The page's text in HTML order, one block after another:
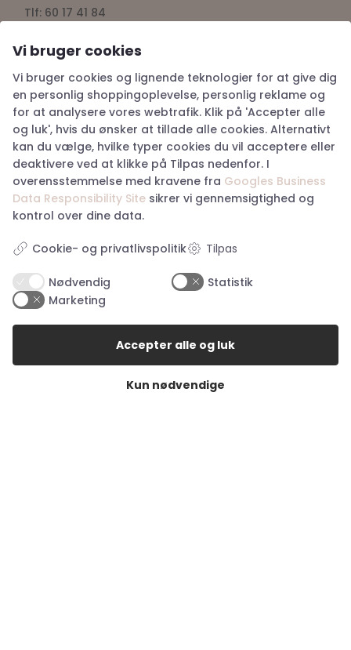
Tlf: 60 17 41 84
aabenraa@happyhunting.dk
Kundeservice
Om Happy Hunting
Handelsbetingelser
Returnering
Privatlivspolitik
Køb returlabel
Digital fortrydelsesformular
Åbningstider i butikkerne
Åbningstider Haderslev
10:00 – 17:30
Vi bruger cookies
Vi bruger cookies og lignende teknologier for at give dig
en personlig shoppingoplevelse, personlig reklame og
for at analysere vores webtrafik. Klik på 'Accepter alle
og luk', hvis du ønsker at tillade alle cookies. Alternativt
kan du vælge, hvilke typer cookies du vil acceptere eller
deaktivere ved at klikke på Tilpas nedenfor. I
overensstemmelse med kravene fra Googles Business
Data Responsibility Site sikrer vi gennemsigtighed og
kontrol over dine data.
Cookie- og privatlivspolitik Tilpas
Nødvendig
Statistik
Marketing
Kun nødvendige
Accepter alle og luk